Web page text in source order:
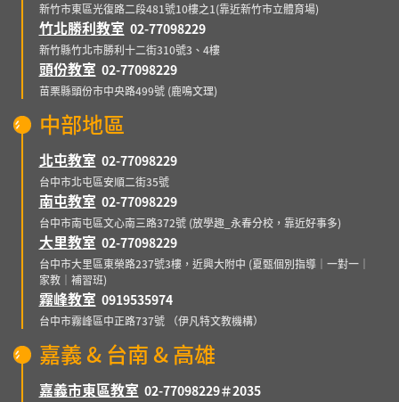
新竹市東區光復路二段481號10樓之1(靠近新竹市立體育場)
竹北勝利教室 02-77098229
新竹縣竹北市勝利十二街310號3、4樓
頭份教室 02-77098229
苗栗縣頭份市中央路499號 (鹿鳴文理)
中部地區
北屯教室 02-77098229
台中市北屯區安順二街35號
南屯教室 02-77098229
台中市南屯區文心南三路372號 (放學趣_永春分校，靠近好事多)
大里教室 02-77098229
台中市大里區東榮路237號3樓，近興大附中 (夏甄個別指導｜一對一｜
家教｜補習班)
霧峰教室 0919535974
台中市霧峰區中正路737號 （伊凡特文教機構）
嘉義 & 台南 & 高雄
嘉義市東區教室 02-77098229＃2035